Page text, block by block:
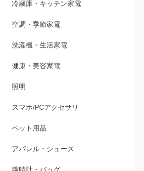
冷蔵庫・キッチン家電
空調・季節家電
洗濯機・生活家電
健康・美容家電